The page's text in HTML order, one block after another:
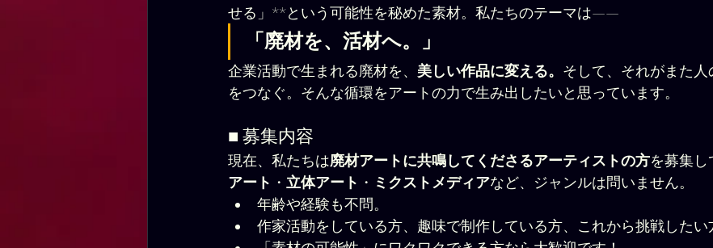
せる」**という可能性を秘めた素材。私たちのテーマは——
「廃材を、活材へ。」
企業活動で生まれる廃材を、 美しい作品に変える。 そして、それがまた
をつなぐ。そんな循環をアートの力で生み出したいと思っています。
■ 募集内容
現在、私たちは廃材アートに共鳴してくださるアーティストの方を募集し
アート ・ 立体アート ・ ミクストメディアなど、ジャンルは問いません。
年齢や経験も不問。
作家活動をしている方、趣味で制作している方、これから挑戦したい